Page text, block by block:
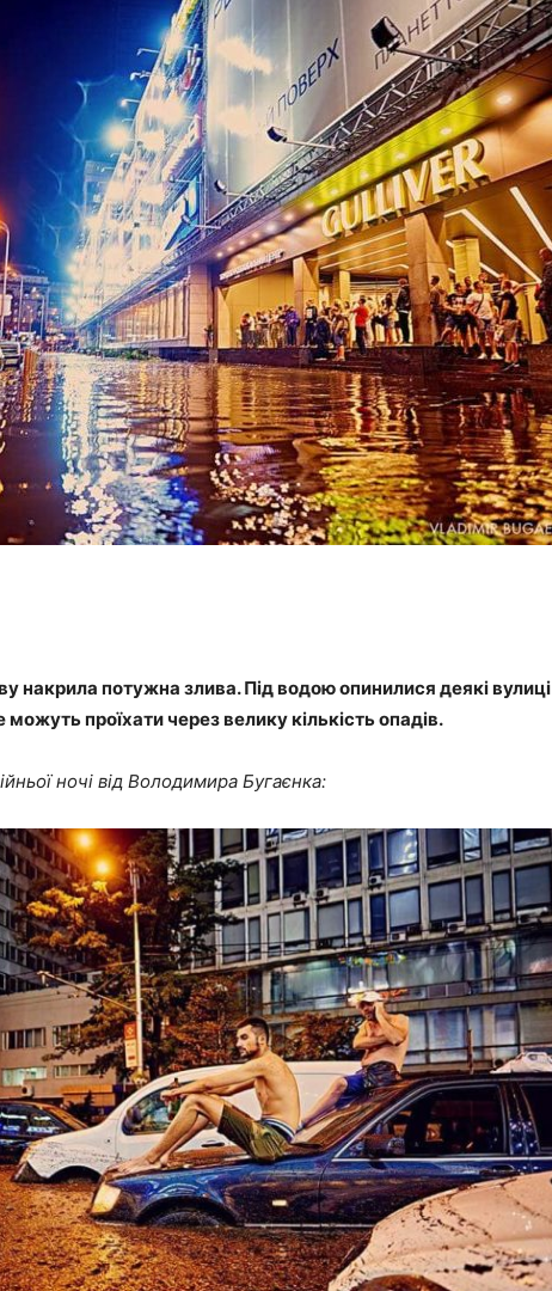
накрила потужна злива. Під водою опинилися деякі вулиці
проїхати через велику кількість опадів.
ночі від Володимира Бугаєнка: